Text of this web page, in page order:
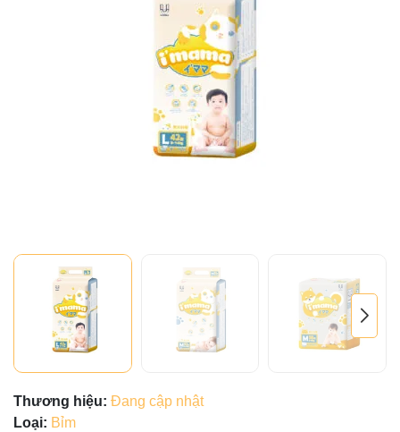
Thương hiệu: Đang cập nhật
Loại: Bỉm
Mã giảm giá: